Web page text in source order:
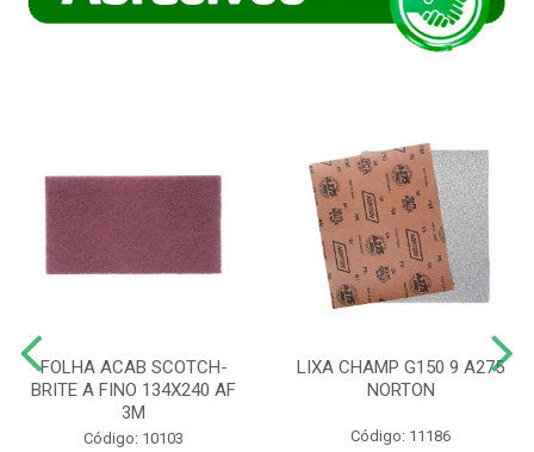
FOLHA ACAB SCOTCH-
BRITE A FINO 134X240 AF
3M
Código: 10103
LIXA CHAMP G150 9 A275
NORTON
Código: 11186